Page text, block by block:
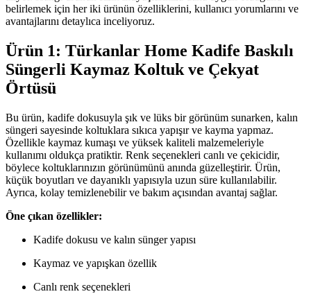
belirlemek için her iki ürünün özelliklerini, kullanıcı yorumlarını ve
avantajlarını detaylıca inceliyoruz.
Ürün 1: Türkanlar Home Kadife Baskılı
Süngerli Kaymaz Koltuk ve Çekyat
Örtüsü
Bu ürün, kadife dokusuyla şık ve lüks bir görünüm sunarken, kalın
süngeri sayesinde koltuklara sıkıca yapışır ve kayma yapmaz.
Özellikle kaymaz kumaşı ve yüksek kaliteli malzemeleriyle
kullanımı oldukça pratiktir. Renk seçenekleri canlı ve çekicidir,
böylece koltuklarınızın görünümünü anında güzelleştirir. Ürün,
küçük boyutları ve dayanıklı yapısıyla uzun süre kullanılabilir.
Ayrıca, kolay temizlenebilir ve bakım açısından avantaj sağlar.
Öne çıkan özellikler:
Kadife dokusu ve kalın sünger yapısı
Kaymaz ve yapışkan özellik
Canlı renk seçenekleri